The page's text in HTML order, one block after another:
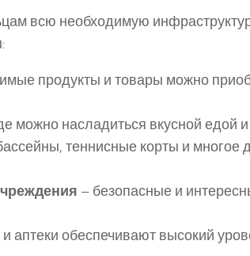
всю необходимую
продукты и товары можно
можно насладиться вкусной едой
теннисные корты и многое
– безопасные и
аптеки обеспечивают высокий